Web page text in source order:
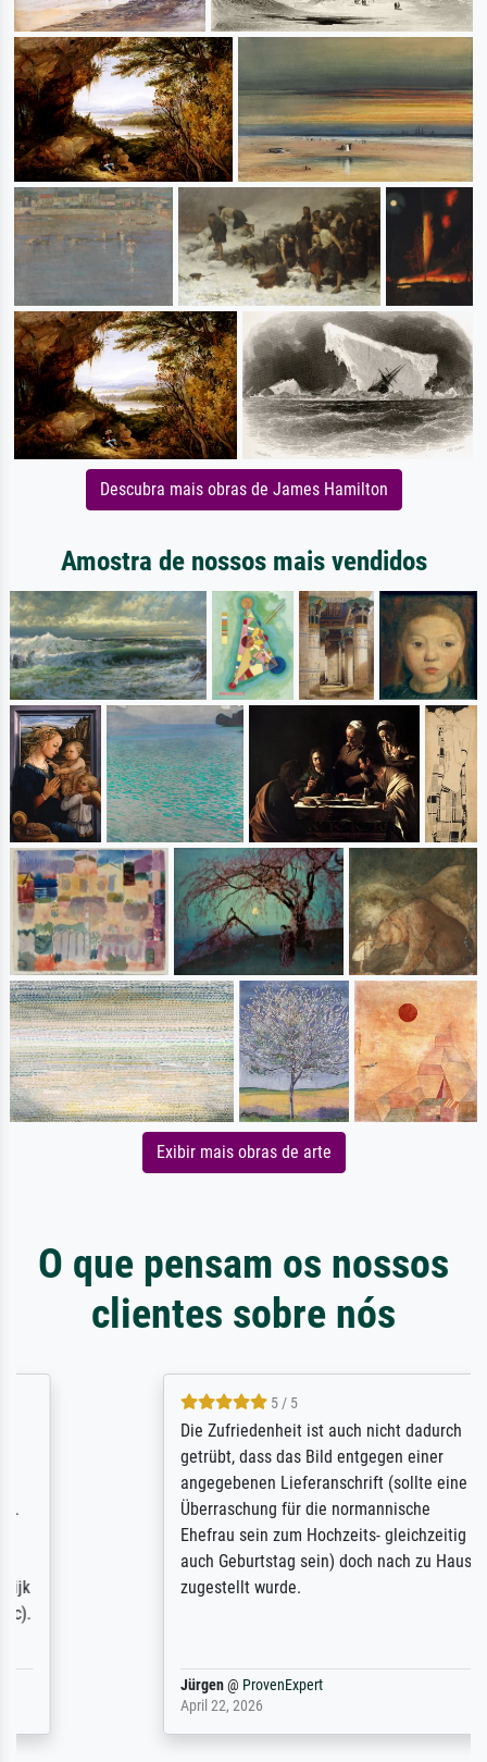
Descubra mais obras de James Hamilton
Amostra de nossos mais vendidos
Exibir mais obras de arte
O que pensam os nossos
clientes sobre nós
5 / 5
Die Zufriedenheit ist auch nicht dadurch
getrübt, dass das Bild entgegen einer
angegebenen Lieferanschrift (sollte eine
Überraschung für die normannische
Ehefrau sein zum Hochzeits- gleichzeitig
auch Geburtstag sein) doch nach zu Hause
zugestellt wurde.
ProvenExpert